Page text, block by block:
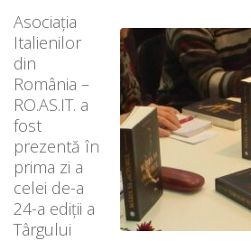
Asociația
Italienilor
din
România –
RO.AS.IT. a
fost
prezentă în
prima zi a
celei de-a
24-a ediții a
Târgului